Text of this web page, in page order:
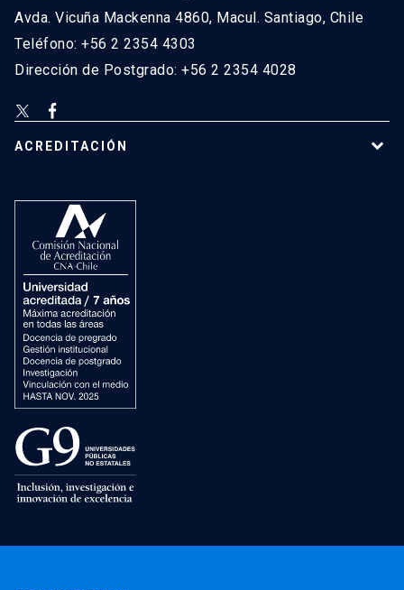
Avda. Vicuña Mackenna 4860, Macul. Santiago, Chile
Teléfono: +56 2 2354 4303
Dirección de Postgrado: +56 2 2354 4028
ACREDITACIÓN